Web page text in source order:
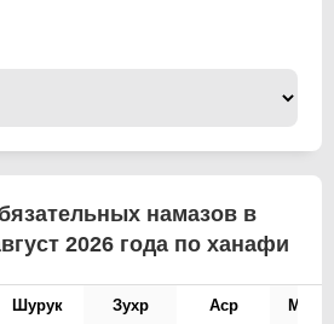
намазов в
2026 года по ханафи
Шурук Зухр Аср